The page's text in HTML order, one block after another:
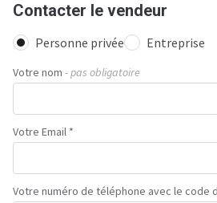
Contacter le vendeur
Personne privée Entreprise
Votre nom - pas obligatoire
Votre Email *
Votre numéro de téléphone avec le code